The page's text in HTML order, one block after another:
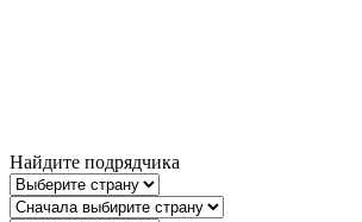
Найдите подрядчика